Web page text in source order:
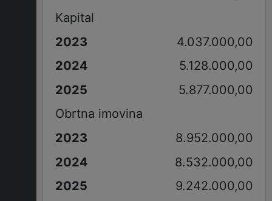
Kapital
4.037.000,00
5.128.000,00
5.877.000,00
Obrtna imovina
8.952.000,00
8.532.000,00
9.242.000,00